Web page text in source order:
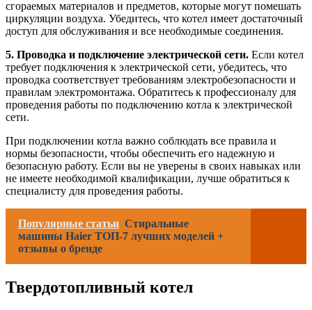
сгораемых материалов и предметов, которые могут помешать
циркуляции воздуха. Убедитесь, что котел имеет достаточный
доступ для обслуживания и все необходимые соединения.
5. Проводка и подключение электрической сети. Если котел
требует подключения к электрической сети, убедитесь, что
проводка соответствует требованиям электробезопасности и
правилам электромонтажа. Обратитесь к профессионалу для
проведения работы по подключению котла к электрической
сети.
При подключении котла важно соблюдать все правила и
нормы безопасности, чтобы обеспечить его надежную и
безопасную работу. Если вы не уверены в своих навыках или
не имеете необходимой квалификации, лучше обратиться к
специалисту для проведения работы.
Популярные статьи Стиральные
машины Haier ТОП-7 лучших моделей +
отзывы о бренде
Твердотопливный котел